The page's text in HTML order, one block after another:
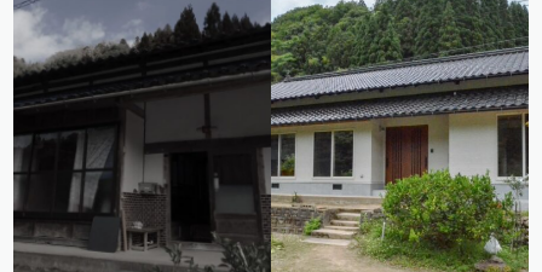
20年～30年
30年～40年 40年～50年
50年～
古民家
二人暮らし 二世帯
1LDK 3LDK
4LDK
5LDK